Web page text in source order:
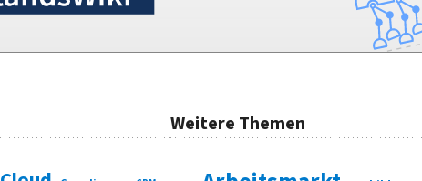
Weitere Themen